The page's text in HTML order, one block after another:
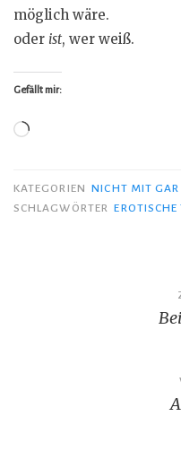
möglich wäre.
oder ist, wer weiß.
Gefällt mir:
Wird
KATEGORIEN NICHT MIT GAR
SCHLAGWÖRTER